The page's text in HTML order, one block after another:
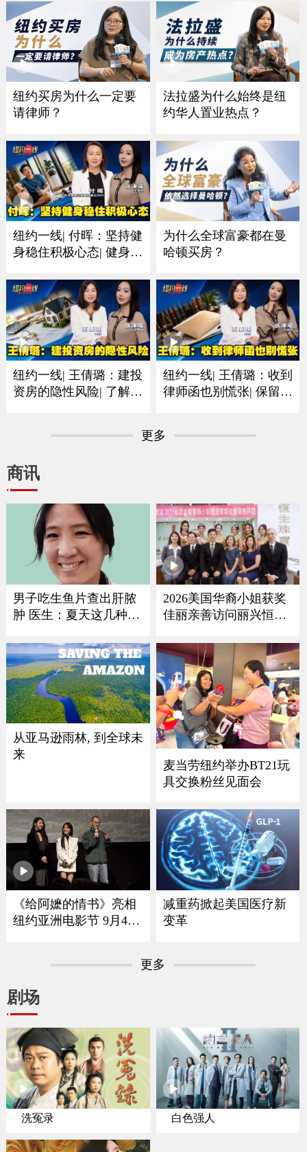
纽约买房为什么一定要
请律师？
法拉盛为什么始终是纽
约华人置业热点？
纽约一线| 付晖：坚持健
身稳住积极心态| 健身比
为什么全球富豪都在曼
哈顿买房？
纽约一线| 王倩璐：建投
资房的隐性风险| 了解法
纽约一线| 王倩璐：收到
律师函也别慌张| 保留证
更多
商讯
男子吃生鱼片查出肝脓
肿 医生：夏天这几种食
2026美国华裔小姐获奖
佳丽亲善访问丽兴恒生
从亚马逊雨林, 到全球未
来
麦当劳纽约举办BT21玩
具交换粉丝见面会
《给阿嬷的情书》亮相
纽约亚洲电影节 9月4日
减重药掀起美国医疗新
变革
更多
剧场
洗冤录 白色强人